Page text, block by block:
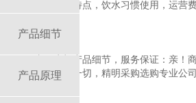
产品细节
产品原理
公司人员特点，饮水习惯使用，运营
3）比一比
直饮水机产品细节，服务保证：亲
能力说明一切，精明采购选购专业公
3.为什么选择圣蓝